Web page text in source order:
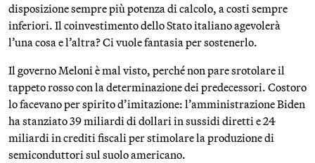
disposizione sempre più potenza di calcolo, a costi sempre
inferiori. Il coinvestimento dello Stato italiano agevolerà
l’una cosa e l’altra? Ci vuole fantasia per sostenerlo.
Il governo Meloni è mal visto, perché non pare srotolare il
tappeto rosso con la determinazione dei predecessori. Costoro
lo facevano per spirito d’imitazione: l’amministrazione Biden
ha stanziato 39 miliardi di dollari in sussidi diretti e 24
miliardi in crediti fiscali per stimolare la produzione di
semiconduttori sul suolo americano.